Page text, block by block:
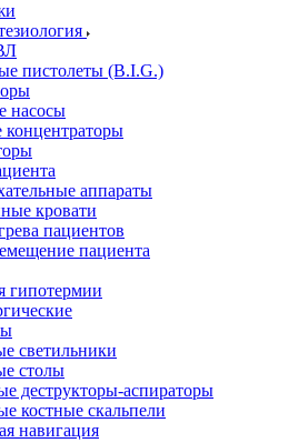
пистолеты (B.I.G.)
насосы
аппараты
кровати
пациентов
пациента
гипотермии
светильники
столы
деструкторы-аспираторы
костные скальпели
навигация